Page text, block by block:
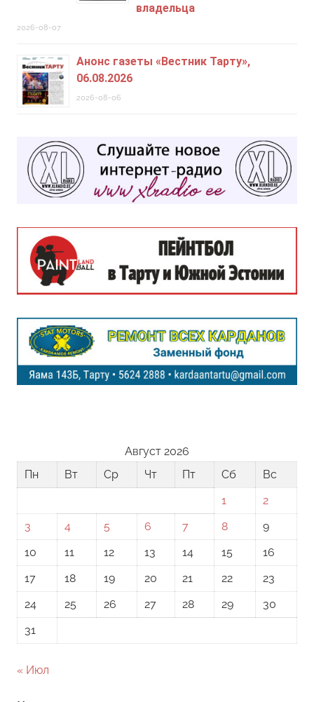
владельца
2026-08-07
Анонс газеты «Вестник Тарту»,
06.08.2026
2026-08-06
Август 2026
Пн
Вт Ср Чт Пт Сб
Вс
1
2
3
4 5 6 7 8
9
10
11 12 13 14 15
16
17
18 19 20 21 22
23
24
25 26 27 28 29
30
31
« Июл